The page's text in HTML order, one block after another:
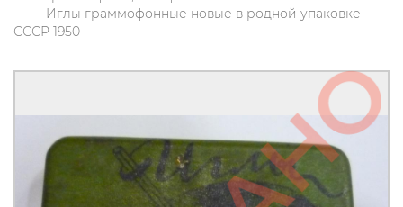
Иглы граммофонные новые в родной упаковке
СССР 1950